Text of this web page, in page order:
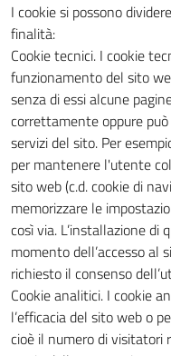
I cookie si possono
finalità:
Cookie tecnici. I cookie
funzionamento del sito
senza di essi alcune
correttamente oppure
servizi del sito. Per
per mantenere l'utente
sito web (c.d. cookie di
memorizzare le
così via. L’installazione di
momento dell’accesso al
richiesto il consenso
Cookie analitici. I cookie
l’efficacia del sito web o
cioè il numero di visitatori